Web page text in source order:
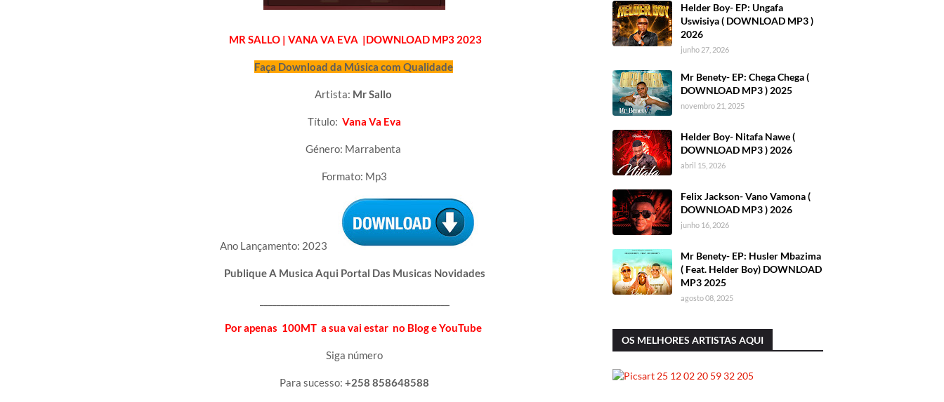
MR SALLO | VANA VA EVA |DOWNLOAD MP3 2023
Faça Download da Música com Qualidade
Artista: Mr Sallo
Título: Vana Va Eva
Género: Marrabenta
Formato: Mp3
Ano Lançamento: 2023
Publique A Musica Aqui Portal Das Musicas Novidades
Por apenas 100MT a sua vai estar no Blog e YouTube
Siga número
Para sucesso: +258 858648588
Helder Boy- EP: Ungafa
Uswisiya ( DOWNLOAD MP3 )
2026
junho 27, 2026
Mr Benety- EP: Chega Chega (
DOWNLOAD MP3 ) 2025
novembro 21, 2025
Helder Boy- Nitafa Nawe (
DOWNLOAD MP3 ) 2026
abril 15, 2026
Felix Jackson- Vano Vamona (
DOWNLOAD MP3 ) 2026
junho 16, 2026
Mr Benety- EP: Husler Mbazima
( Feat. Helder Boy) DOWNLOAD
MP3 2025
agosto 08, 2025
OS MELHORES ARTISTAS AQUI